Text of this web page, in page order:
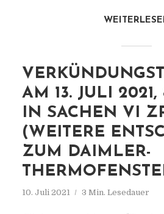
AM 13. JULI 2021,
IN SACHEN VI
(WEITERE
ZUM DAIMLER-
10. Juli 2021 3 Min. Lesedauer